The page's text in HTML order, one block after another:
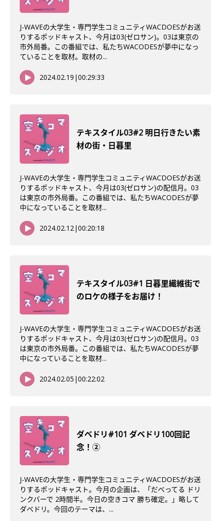
J-WAVEの大学生・専門学生コミュニティWACDOESがお送
りするポッドキャスト、今月は03(ゼロサン)。03は東京の
市外局番。この番組では、私たちWACODESが夢中になっ
ていることを取材。取材の...
2024.02.19 |00:29:33
テキスタイル03#2 明日行きたい素
材の街・日暮里
J-WAVEの大学生・専門学生コミュニティWACDOESがお送
りするポッドキャスト、今月は03(ゼロサン)の配信月。03
は東京の市外局番。この番組では、私たちWACODESが夢
中になっていることを取材...
2024.02.12|00:20:18
テキスタイル03#1 日暮里繊維街で
のロケの様子をお届け！
J-WAVEの大学生・専門学生コミュニティWACDOESがお送
りするポッドキャスト、今月は03(ゼロサン)の配信月。03
は東京の市外局番。この番組では、私たちWACODESが夢
中になっていることを取材...
2024.02.05 |00:22:02
ダベドリ#101 ダベドリ100回記
念！②
J-WAVEの大学生・専門学生コミュニティWACDOESがお送
りするポッドキャスト。今月の企画は、「だべってる ドリ
ンクバーで 2時間半。今日の空きコマ 勝ち確定。」略して
ダベドリ。今回のテーマは、...